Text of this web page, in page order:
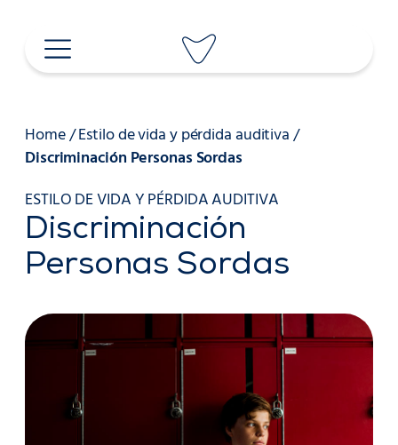
contenido
Home/Estilo de vida y pérdida auditiva/
Discriminación Personas Sordas
ESTILO DE VIDA Y PÉRDIDA AUDITIVA
Discriminación
Personas Sordas